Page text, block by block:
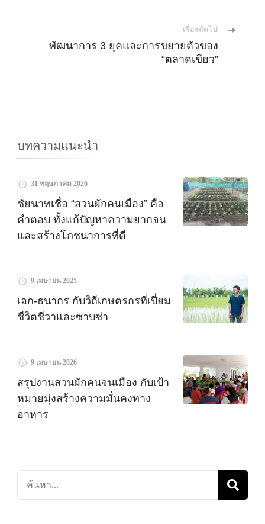
โพส
เรื่องถัดไป
พัฒนาการ 3 ยุคและการขยายตัวของ
“ตลาดเขียว”
บทความแนะนำ
31 พฤษภาคม 2026
ชัยนาทเชื่อ “สวนผักคนเมือง” คือ
คำตอบ ทั้งแก้ปัญหาความยากจน
และสร้างโภชนาการที่ดี
9 เมษายน 2025
เอก-ธนากร กับวิถีเกษตรกรที่เปี่ยม
ชีวิตชีวาและซาบซ่า
9 เมษายน 2026
สรุปงานสวนผักคนจนเมือง กับเป้า
หมายมุ่งสร้างความมั่นคงทาง
อาหาร
ค้นหา
เกี่ยว